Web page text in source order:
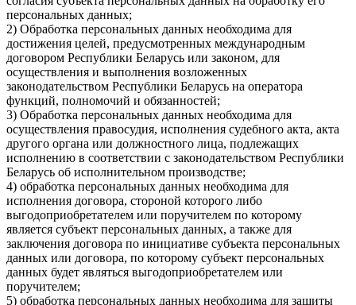
персональных данных;
2) Обработка персональных данных необходима для
достижения целей, предусмотренных международным
договором Республики Беларусь или законом, для
осуществления и выполнения возложенных
законодательством Республики Беларусь на оператора
функций, полномочий и обязанностей;
3) Обработка персональных данных необходима для
осуществления правосудия, исполнения судебного акта, акта
другого органа или должностного лица, подлежащих
исполнению в соответствии с законодательством Республики
Беларусь об исполнительном производстве;
4) обработка персональных данных необходима для
исполнения договора, стороной которого либо
выгодоприобретателем или поручителем по которому
является субъект персональных данных, а также для
заключения договора по инициативе субъекта персональных
данных или договора, по которому субъект персональных
данных будет являться выгодоприобретателем или
поручителем;
5) обработка персональных данных необходима для защиты